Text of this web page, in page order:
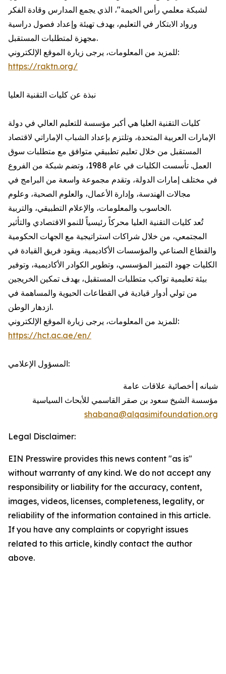
لشبكة معلمي رأس الخيمة"، الذي يجمع المدارس وقادة الفكر
ورواد الابتكار في التعليم، بهدف تهيئة وإعداد فصول دراسية
مجهزة لمتطلبات المستقبل.
للمزيد من المعلومات، يرجى زيارة الموقع الإلكتروني:
https://raktn.org/
نبذة عن كليات التقنية العليا
كليات التقنية العليا هي أكبر مؤسسة للتعليم العالي في دولة
الإمارات العربية المتحدة، وتلتزم بإعداد الشباب الإماراتي لاقتصاد
المستقبل من خلال تعليم تطبيقي متوافق مع متطلبات سوق
العمل. تأسست الكليات في عام 1988، وتضم شبكة من الفروع
في مختلف إمارات الدولة، وتقدم مجموعة واسعة من البرامج في
مجالات الهندسة، وإدارة الأعمال، والعلوم الصحية، وعلوم
الحاسوب والمعلومات، والإعلام التطبيقي، والتربية.
تُعد كليات التقنية العليا محركاً رئيسياً للنمو الاقتصادي والتأثير
المجتمعي، من خلال شراكات استراتيجية مع الجهات الحكومية
والقطاع الصناعي والمؤسسات الأكاديمية. ويقود فريق القيادة في
الكليات جهود التميز المؤسسي، وتطوير الكوادر الأكاديمية، وتوفير
بيئة تعليمية تواكب متطلبات المستقبل، بهدف تمكين الخريجين
من تولي أدوار قيادية في القطاعات الحيوية والمساهمة في
ازدهار الوطن.
للمزيد من المعلومات، يرجى زيارة الموقع الإلكتروني:
https://hct.ac.ae/en/
المسؤول الإعلامي:
شبانه | أخصائية علاقات عامة
مؤسسة الشيخ سعود بن صقر القاسمي للأبحاث السياسية
shabana@alqasimifoundation.org
Legal Disclaimer:
EIN Presswire provides this news content "as is"
without warranty of any kind. We do not accept any
responsibility or liability for the accuracy, content,
images, videos, licenses, completeness, legality, or
reliability of the information contained in this article.
If you have any complaints or copyright issues
related to this article, kindly contact the author
above.